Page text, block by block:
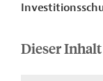
Dieser